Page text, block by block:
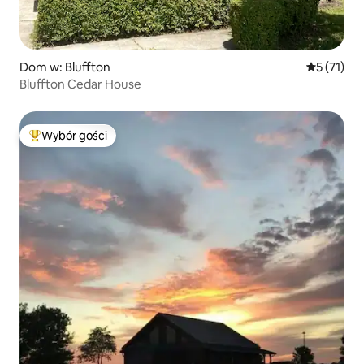
Dom w: Bluffton Średnia
5 (71)
Bluffton Cedar House
Najpopularniejsze z kategorii Wybór gości
Wybór gości